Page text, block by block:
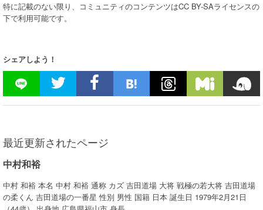
特に記載のない限り、コミュニティのコンテンツはCC BY-SAライセンスの
下で利用可能です。
シェアしよう！
最近更新されたページ
中村和裕
中村 和裕 本名 中村 和裕 通称 カズ 吉田道場 大将 戦極の若大将 吉田道場
の柔くん 吉田道場の一番星 性別 男性 国籍 日本 誕生日 1979年2月21日